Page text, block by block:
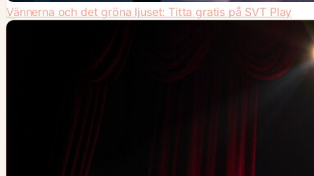
Vännerna och det gröna ljuset: Titta gratis på SVT Play